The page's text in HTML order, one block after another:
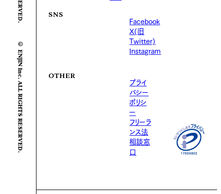
© ENJIN Inc. ALL RIGHTS RESERVED.
SNS
Facebook
X(旧
Twitter)
Instagram
OTHER
プライ
バシー
ポリシ
ー
フリーラ
ンス法
相談窓
口